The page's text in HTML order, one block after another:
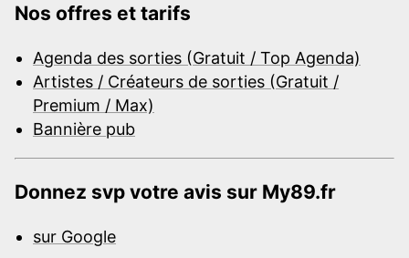
Nos offres et tarifs
Agenda des sorties (Gratuit / Top Agenda)
Artistes / Créateurs de sorties (Gratuit /
Premium / Max)
Bannière pub
Donnez svp votre avis sur My89.fr
sur Google